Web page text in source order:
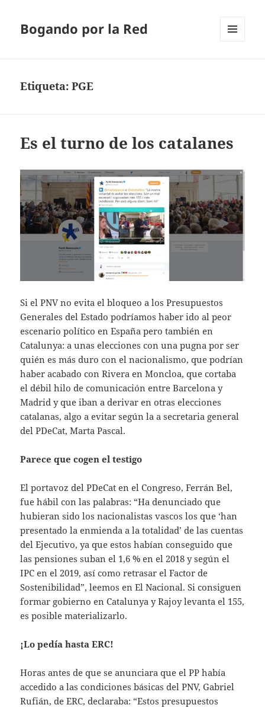
Bogando por la Red
Etiqueta:PGE
Es el turno de los catalanes
Si el PNV no evita el bloqueo a los Presupuestos
Generales del Estado podríamos haber ido al peor
escenario político en España pero también en
Catalunya: a unas elecciones con una pugna por ser
quién es más duro con el nacionalismo, que podrían
haber acabado con Rivera en Moncloa, que cortaba
el débil hilo de comunicación entre Barcelona y
Madrid y que iban a derivar en otras elecciones
catalanas, algo a evitar según la a secretaria general
del PDeCat, Marta Pascal.
Parece que cogen el testigo
El portavoz del PDeCat en el Congreso, Ferrán Bel,
fue hábil con las palabras: “Ha denunciado que
hubieran sido los nacionalistas vascos los que ‘han
presentado la enmienda a la totalidad’ de las cuentas
del Ejecutivo, ya que estos habían conseguido que
las pensiones suban el 1,6 % en el 2018 y según el
IPC en el 2019, así como retrasar el Factor de
Sostenibilidad”, leemos en El Nacional. Si consiguen
formar gobierno en Catalunya y Rajoy levanta el 155,
es posible materializarlo.
¡Lo pedía hasta ERC!
Horas antes de que se anunciara que el PP había
accedido a las condiciones básicas del PNV, Gabriel
Rufián, de ERC, declaraba: “Estos presupuestos